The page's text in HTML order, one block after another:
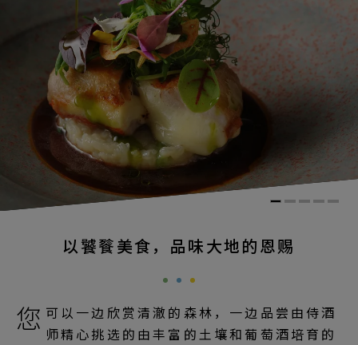
以饕餮美食，品味大地的恩赐
您 可以一边欣赏清澈的森林，一边品尝由侍酒
师精心挑选的由丰富的土壤和葡萄酒培育的